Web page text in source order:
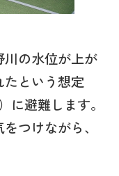
の水位が上が
たという想定
に避難します。
つけながら、